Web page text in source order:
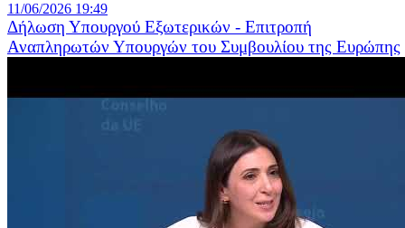
11/06/2026 19:49
Δήλωση Υπουργού Εξωτερικών - Επιτροπή
Αναπληρωτών Υπουργών του Συμβουλίου της Ευρώπης